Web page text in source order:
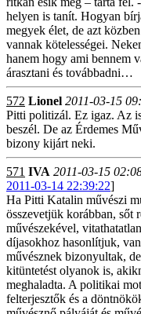
helyen is tanít. Hogyan
megyek élet, de azt
vannak kötelességei.
hanem hogy ami bennem
árasztani és továbbadni…
572 Lionel 2011-03-15
Pitti politizál. Ez igaz. Az
beszél. De az Érdemes
bizony kijárt neki.
571 IVA 2011-03-15
2011-03-14 22:39:22]
Ha Pitti Katalin művészi
összevetjük korábban, sőt
művészekével,
díjasokhoz hasonlítjuk,
művésznek bizonyultak,
kitüntetést olyanok is,
meghaladta. A politikai
felterjesztők és a